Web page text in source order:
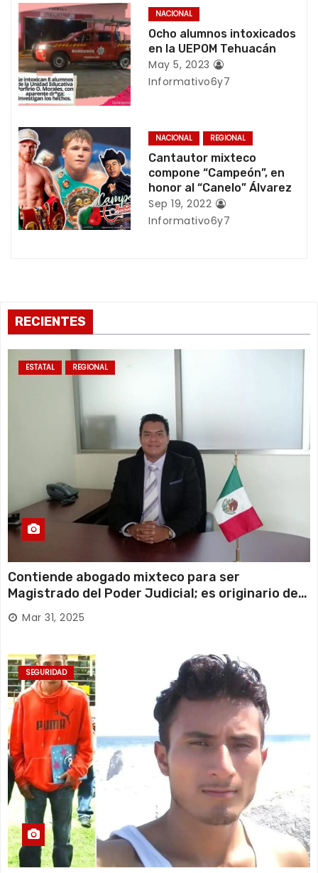
e
e
n
t
r
a
d
a
NACIONAL
Ocho alumnos intoxicados
en la UEPOM Tehuacán
May 5, 2023
Informativo6y7
NACIONAL REGIONAL
Cantautor mixteco
compone “Campeón”, en
honor al “Canelo” Álvarez
Sep 19, 2022
Informativo6y7
RECIENTES
ESTATAL REGIONAL
Contiende abogado mixteco para ser
Magistrado del Poder Judicial; es originario de
Huajuapan de León
Mar 31, 2025
SEGURIDAD